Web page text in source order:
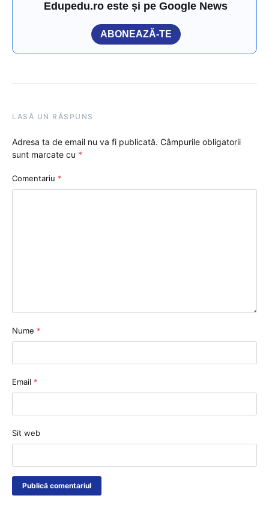
Edupedu.ro este și pe Google News
ABONEAZĂ-TE
LASĂ UN RĂSPUNS
Adresa ta de email nu va fi publicată. Câmpurile obligatorii
sunt marcate cu *
Comentariu *
Nume *
Email *
Sit web